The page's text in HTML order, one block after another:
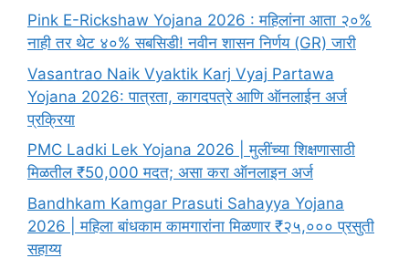
Pink E-Rickshaw Yojana 2026 : महिलांना आता २०%
नाही तर थेट ४०% सबसिडी! नवीन शासन निर्णय (GR) जारी
Vasantrao Naik Vyaktik Karj Vyaj Partawa
Yojana 2026: पात्रता, कागदपत्रे आणि ऑनलाईन अर्ज
प्रक्रिया
PMC Ladki Lek Yojana 2026 | मुलींच्या शिक्षणासाठी
मिळतील ₹50,000 मदत; असा करा ऑनलाइन अर्ज
Bandhkam Kamgar Prasuti Sahayya Yojana
2026 | महिला बांधकाम कामगारांना मिळणार ₹२५,००० प्रसुती
सहाय्य